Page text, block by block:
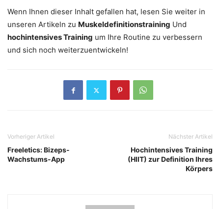
Wenn Ihnen dieser Inhalt gefallen hat, lesen Sie weiter in
unseren Artikeln zu Muskeldefinitionstraining Und
hochintensives Training um Ihre Routine zu verbessern
und sich noch weiterzuentwickeln!
Vorheriger Artikel
Freeletics: Bizeps-
Wachstums-App
Nächster Artikel
Hochintensives Training
(HIIT) zur Definition Ihres
Körpers